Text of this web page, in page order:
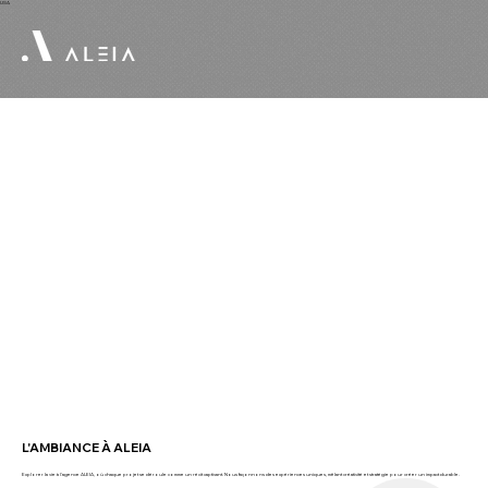
L'AMBIANCE À ALEIA
Explorer la vie à l'agence ALEIA, où chaque projet se déroule comme un récit captivant. Nous façonnons des expériences uniques, mêlant créativité et stratégie pour créer un impact durable.
USA